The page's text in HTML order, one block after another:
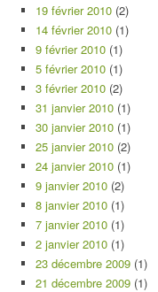
19 février 2010 (2)
14 février 2010 (1)
9 février 2010 (1)
5 février 2010 (1)
3 février 2010 (2)
31 janvier 2010 (1)
30 janvier 2010 (1)
25 janvier 2010 (2)
24 janvier 2010 (1)
9 janvier 2010 (2)
8 janvier 2010 (1)
7 janvier 2010 (1)
2 janvier 2010 (1)
23 décembre 2009 (1)
21 décembre 2009 (1)